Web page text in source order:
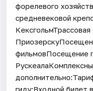
форелевого
средневековой
КексгольмТрассовая
фильмовПосещение
гиду:Входной билет